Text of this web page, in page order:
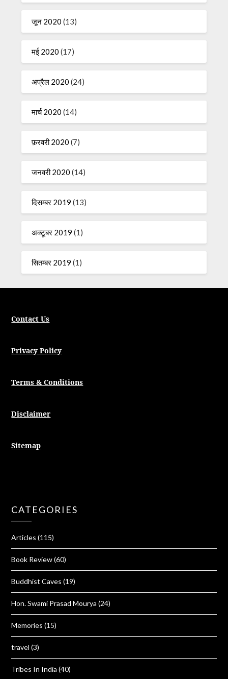
जून 2020 (13)
मई 2020 (17)
अप्रैल 2020 (24)
मार्च 2020 (14)
फ़रवरी 2020 (7)
जनवरी 2020 (14)
दिसम्बर 2019 (13)
अक्टूबर 2019 (1)
सितम्बर 2019 (1)
Contact Us
Privacy Policy
Terms & Conditions
Disclaimer
Sitemap
CATEGORIES
Articles (115)
Book Review(60)
Buddhist Caves (19)
Hon. Swami Prasad Mourya (24)
Memories (15)
travel (3)
Tribes In India (40)